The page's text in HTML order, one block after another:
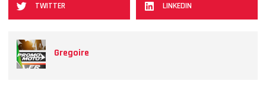
TWITTER LINKEDIN
Gregoire